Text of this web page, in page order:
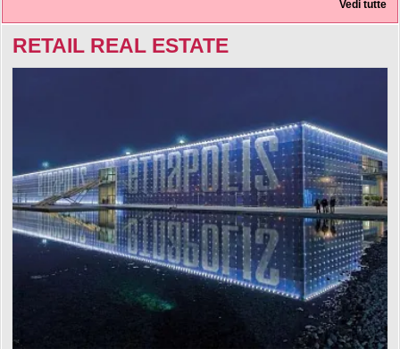
Vedi tutte
RETAIL REAL ESTATE